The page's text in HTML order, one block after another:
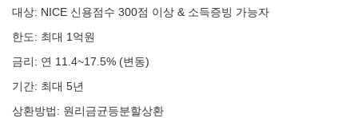
대상: NICE 신용점수 300점 이상 & 소득증빙 가능자
한도: 최대 1억원
금리: 연 11.4~17.5% (변동)
기간: 최대 5년
상환방법: 원리금균등분할상환